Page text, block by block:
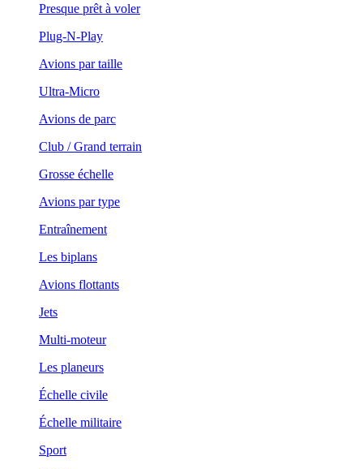
Presque prêt à voler
Plug-N-Play
Avions par taille
Ultra-Micro
Avions de parc
Club / Grand terrain
Grosse échelle
Avions par type
Entraînement
Les biplans
Avions flottants
Jets
Multi-moteur
Les planeurs
Échelle civile
Échelle militaire
Sport